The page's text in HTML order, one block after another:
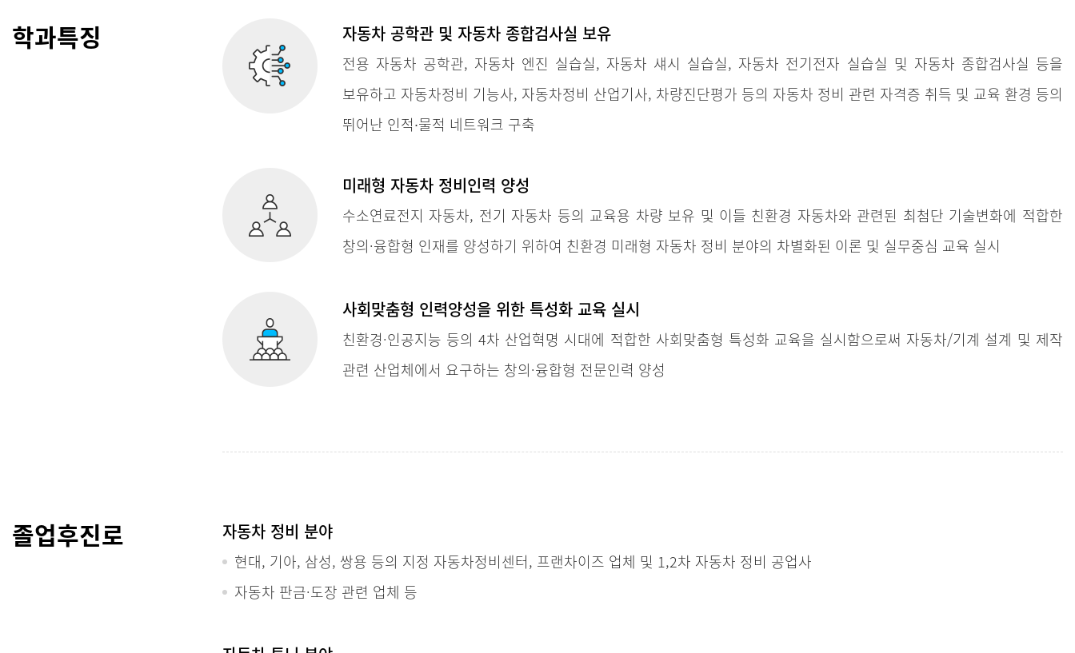
학과특징 자동차 공학관 및 자동차 종합검사실 보유
전용 자동차 공학관, 자동차 엔진 실습실, 자동차 섀시 실습실, 자동차 전기전자 실습실 및 자동차 종합검사실 등을
보유하고 자동차정비 기능사, 자동차정비 산업기사, 차량진단평가 등의 자동차 정비 관련 자격증 취득 및 교육 환경 등의
뛰어난 인적∙물적 네트워크 구축
미래형 자동차 정비인력 양성
수소연료전지 자동차, 전기 자동차 등의 교육용 차량 보유 및 이들 친환경 자동차와 관련된 최첨단 기술변화에 적합한
창의·융합형 인재를 양성하기 위하여 친환경 미래형 자동차 정비 분야의 차별화된 이론 및 실무중심 교육 실시
사회맞춤형 인력양성을 위한 특성화 교육 실시
친환경·인공지능 등의 4차 산업혁명 시대에 적합한 사회맞춤형 특성화 교육을 실시함으로써 자동차/기계 설계 및 제작
관련 산업체에서 요구하는 창의·융합형 전문인력 양성
졸업후진로 자동차 정비 분야
현대, 기아, 삼성, 쌍용 등의 지정 자동차정비센터, 프랜차이즈 업체 및 1,2차 자동차 정비 공업사
자동차 판금·도장 관련 업체 등